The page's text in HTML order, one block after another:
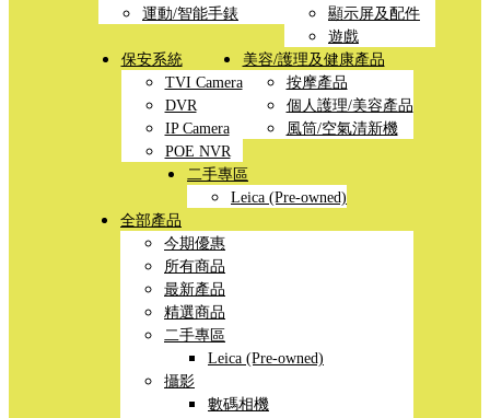
運動/智能手錶
顯示屏及配件
遊戲
保安系統
TVI Camera
DVR
IP Camera
POE NVR
美容/護理及健康產品
按摩產品
個人護理/美容產品
風筒/空氣清新機
二手專區
Leica (Pre-owned)
全部產品
今期優惠
所有商品
最新產品
精選商品
二手專區
Leica (Pre-owned)
攝影
數碼相機